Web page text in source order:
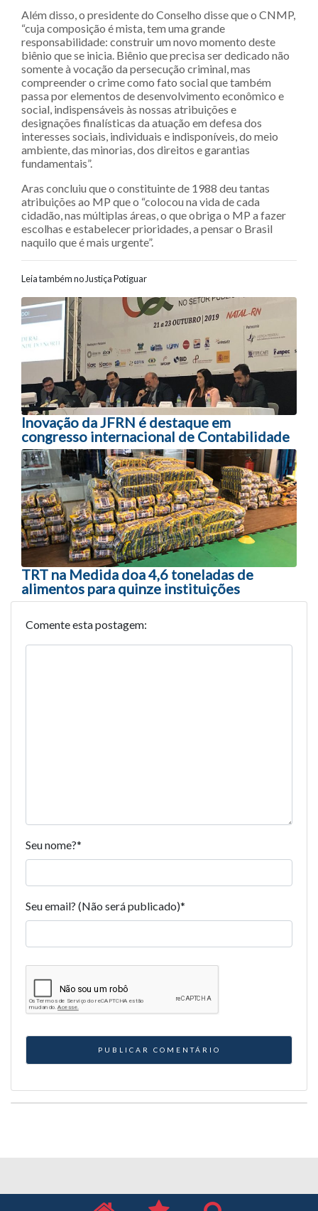
Além disso, o presidente do Conselho disse que o CNMP,
“cuja composição é mista, tem uma grande
responsabilidade: construir um novo momento deste
biênio que se inicia. Biênio que precisa ser dedicado não
somente à vocação da persecução criminal, mas
compreender o crime como fato social que também
passa por elementos de desenvolvimento econômico e
social, indispensáveis às nossas atribuições e
designações finalísticas da atuação em defesa dos
interesses sociais, individuais e indisponíveis, do meio
ambiente, das minorias, dos direitos e garantias
fundamentais”.
Aras concluiu que o constituinte de 1988 deu tantas
atribuições ao MP que o “colocou na vida de cada
cidadão, nas múltiplas áreas, o que obriga o MP a fazer
escolhas e estabelecer prioridades, a pensar o Brasil
naquilo que é mais urgente”.
Leia também no Justiça Potiguar
Navegação entre posts
Inovação da JFRN é destaque em
congresso internacional de Contabilidade
TRT na Medida doa 4,6 toneladas de
alimentos para quinze instituições
Comente esta postagem:
Seu nome?*
Seu email? (Não será publicado)*